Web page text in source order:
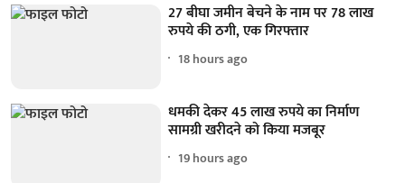
27 बीघा जमीन बेचने के नाम पर 78 लाख
रुपये की ठगी, एक गिरफ्तार
18 hours ago
धमकी देकर 45 लाख रुपये का निर्माण
सामग्री खरीदने को किया मजबूर
19 hours ago